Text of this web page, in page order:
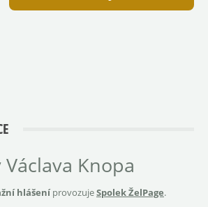
Knopa
hlášeníprovozujeSpolek ŽelPage.